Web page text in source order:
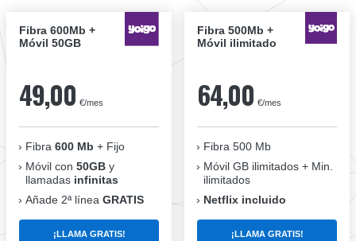
Fibra 600Mb +
Móvil 50GB
49,00 €/mes
Fibra 600 Mb + Fijo
Móvil con 50GB y
llamadas infinitas
Añade 2ª línea GRATIS
¡LLAMA GRATIS!
Fibra 500Mb +
Móvil ilimitado
64,00 €/mes
Fibra 500 Mb
Móvil GB ilimitados + Min.
ilimitados
Netflix incluido
¡LLAMA GRATIS!